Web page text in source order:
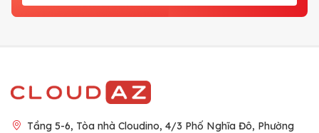
Tầng 5-6, Tòa nhà Cloudino, 4/3 Phố Nghĩa Đô, Phường